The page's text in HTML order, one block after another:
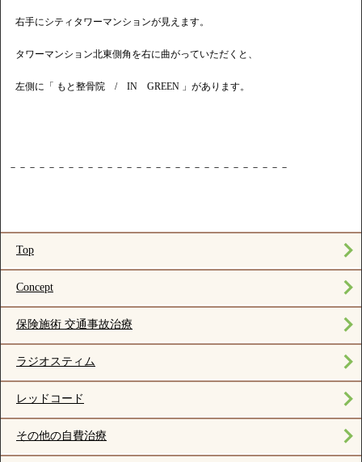
右手にシティタワーマンションが見えます。
タワーマンション北東側角を右に曲がっていただくと、
左側に「 もと整骨院 / IN GREEN 」があります。
－－－－－－－－－－－－－－－－－－－－－－－－－－－－－
Top
Concept
保険施術 交通事故治療
ラジオスティム
レッドコード
その他の自費治療